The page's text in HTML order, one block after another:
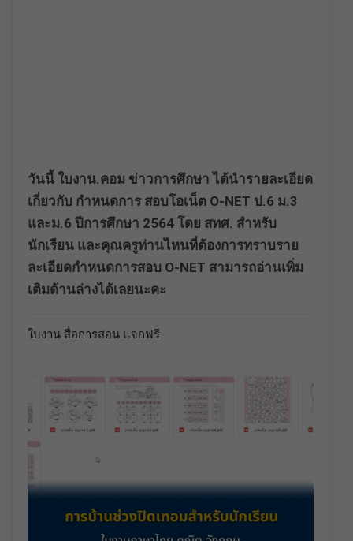
วันนี้ ใบงาน.คอม ข่าวการศึกษา ได้นำรายละเอียด
เกี่ยวกับ กำหนดการ สอบโอเน็ต O-NET ป.6 ม.3
และม.6 ปีการศึกษา 2564 โดย สทศ. สำหรับ
นักเรียน และคุณครูท่านไหนที่ต้องการทราบราย
ละเอียดกำหนดการสอบ O-NET สามารถอ่านเพิ่ม
เติมด้านล่างได้เลยนะคะ
ใบงาน สื่อการสอน แจกฟรี